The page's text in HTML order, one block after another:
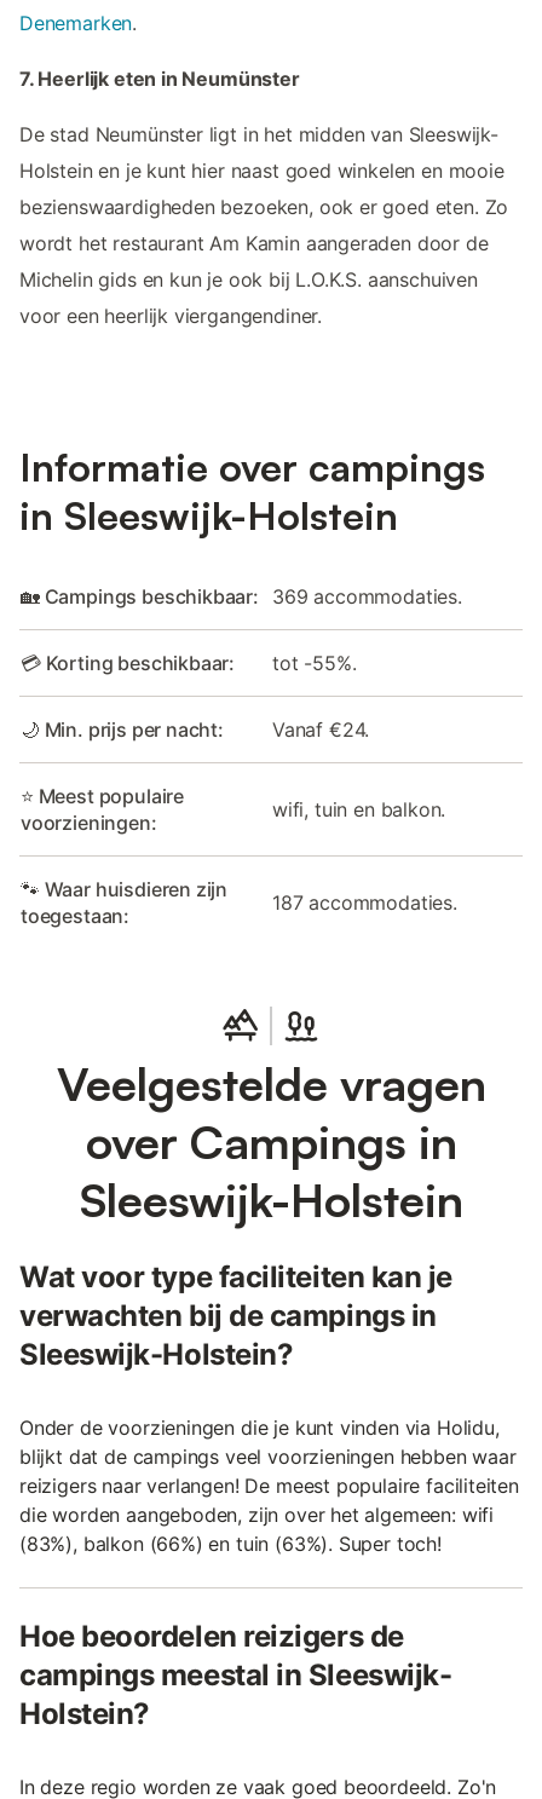
Denemarken.
7. Heerlijk eten in Neumünster
De stad Neumünster ligt in het midden van Sleeswijk-
Holstein en je kunt hier naast goed winkelen en mooie
bezienswaardigheden bezoeken, ook er goed eten. Zo
wordt het restaurant Am Kamin aangeraden door de
Michelin gids en kun je ook bij L.O.K.S. aanschuiven
voor een heerlijk viergangendiner.
Informatie over campings
in Sleeswijk-Holstein
🏡 Campings beschikbaar: 369 accommodaties.
💳 Korting beschikbaar: tot -55%.
🌙 Min. prijs per nacht: Vanaf €24.
⭐ Meest populaire
voorzieningen:
wifi, tuin en balkon.
🐾 Waar huisdieren zijn
toegestaan:
187 accommodaties.
Veelgestelde vragen
over Campings in
Sleeswijk-Holstein
Wat voor type faciliteiten kan je
verwachten bij de campings in
Sleeswijk-Holstein?
Onder de voorzieningen die je kunt vinden via Holidu,
blijkt dat de campings veel voorzieningen hebben waar
reizigers naar verlangen! De meest populaire faciliteiten
die worden aangeboden, zijn over het algemeen: wifi
(83%), balkon (66%) en tuin (63%). Super toch!
Hoe beoordelen reizigers de
campings meestal in Sleeswijk-
Holstein?
In deze regio worden ze vaak goed beoordeeld. Zo'n